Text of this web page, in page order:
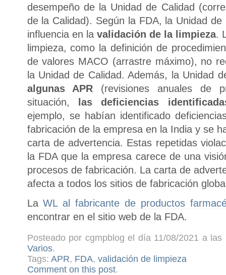
desempeño de la Unidad de Calidad
de la Calidad). Según la FDA, la Unidad
influencia en la validación de la limpieza.
limpieza, como la definición de
de valores MACO (arrastre máximo), no
la Unidad de Calidad. Además, la Unidad
algunas APR (revisiones anuales de
situación,
las deficiencias
ejemplo, se habían identificado
fabricación de la empresa en la India y se
carta de advertencia. Estas repetidas
la FDA que la empresa carece de una
procesos de fabricación. La carta de
afecta a todos los sitios de fabricación
LaWL al fabricante de productos
encontrar en el sitio web de la FDA.
Posteado por cgmpblog el día 11/08/2021 a
Varios.
Tags: APR, FDA, validación de limpieza
Comment on this post.